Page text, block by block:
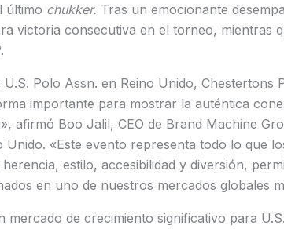
último chukker. Tras un emocionante
victoria consecutiva en el torneo, mientras
Polo Assn. en Reino Unido, Chestertons
importante para mostrar la auténtica
afirmó Boo Jalil, CEO de Brand Machine
Unido. «Este evento representa todo lo que
estilo, accesibilidad y diversión,
en uno de nuestros mercados globales
mercado de crecimiento significativo para